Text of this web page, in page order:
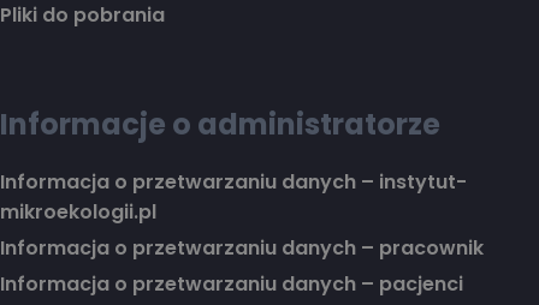
Pliki do pobrania
Informacje o administratorze
Informacja o przetwarzaniu danych – instytut-
mikroekologii.pl
Informacja o przetwarzaniu danych – pracownik
Informacja o przetwarzaniu danych – pacjenci